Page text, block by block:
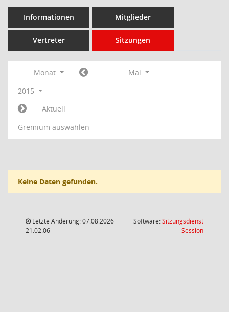
Informationen Mitglieder
Vertreter Sitzungen
Monat
Mai
2015
Aktuell
Gremium auswählen
Keine Daten gefunden.
Letzte Änderung: 07.08.2026
21:02:06
Software:Sitzungsdienst
Session(Wird in